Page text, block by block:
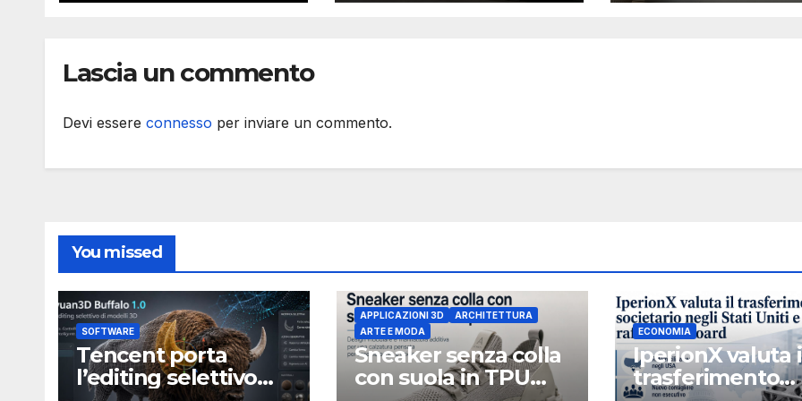
stampa da un
Lascia un commento
Devi essere connesso per inviare un commento.
You missed
SOFTWARE
Tencent porta
l’editing selettivo
APPLICAZIONI 3D
ARCHITETTURA
ARTE E MODA
Sneaker senza colla
con suola in TPU
ECONOMIA
IperionX valuta
trasferimento